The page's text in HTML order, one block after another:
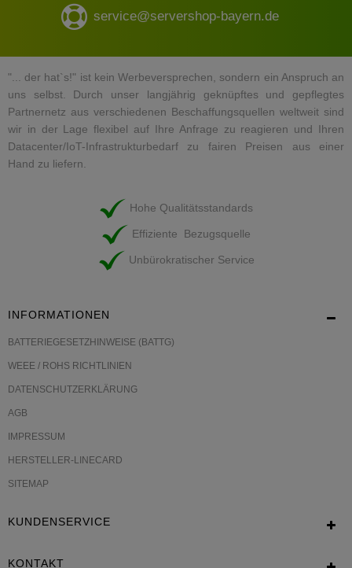
service@servershop-bayern.de
"... der hat`s!" ist kein Werbeversprechen, sondern ein Anspruch an
uns selbst. Durch unser langjährig geknüpftes und gepflegtes
Partnernetz aus verschiedenen Beschaffungsquellen weltweit sind
wir in der Lage flexibel auf Ihre Anfrage zu reagieren und Ihren
Datacenter/IoT-Infrastrukturbedarf zu fairen Preisen aus einer
Hand zu liefern.
Hohe Qualitätsstandards
Effiziente Bezugsquelle
Unbürokratischer Service
INFORMATIONEN
BATTERIEGESETZHINWEISE (BATTG)
WEEE / ROHS RICHTLINIEN
DATENSCHUTZERKLÄRUNG
AGB
IMPRESSUM
HERSTELLER-LINECARD
SITEMAP
KUNDENSERVICE
KONTAKT